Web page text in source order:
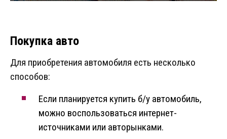
Покупка авто
Для приобретения автомобиля есть несколько
способов:
Если планируется купить б/у автомобиль,
можно воспользоваться интернет-
источниками или авторынками.